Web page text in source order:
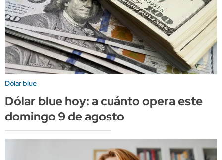
Dólar blue
Dólar blue hoy: a cuánto opera este
domingo 9 de agosto